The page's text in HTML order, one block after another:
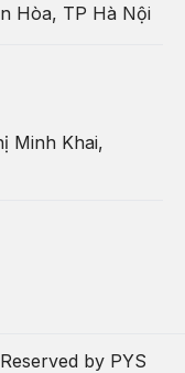
Hòa, TP Hà Nội
Minh Khai,
by PYS